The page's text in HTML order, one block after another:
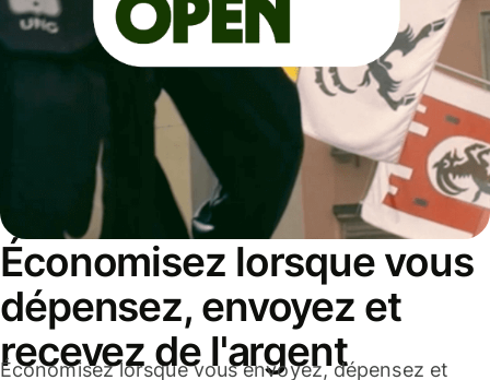
Économisez lorsque vous
dépensez, envoyez et
recevez de l'argent
Économisez lorsque vous envoyez, dépensez et